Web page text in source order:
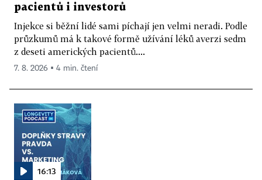
pacientů i investorů
Injekce si běžní lidé sami píchají jen velmi neradi. Podle
průzkumů má k takové formě užívání léků averzi sedm
z deseti amerických pacientů....
7. 8. 2026 ▪ 4 min. čtení
16:13